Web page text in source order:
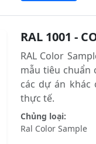
RAL 1001 -
RAL Color
mẫu tiêu chuẩn
các dự án khác
thực tế.
Chủng loại:
Ral Color Sample